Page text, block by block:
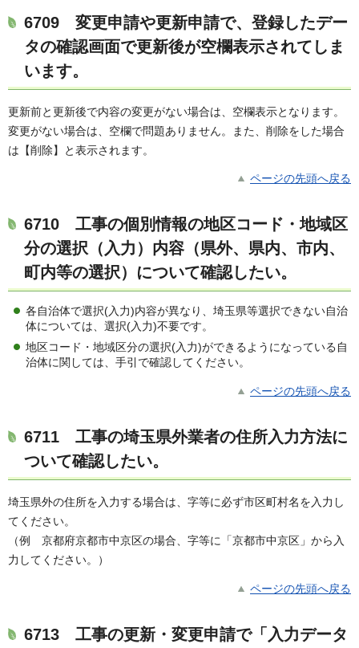
6709 変更申請や更新申請で、登録したデー
タの確認画面で更新後が空欄表示されてしま
います。
更新前と更新後で内容の変更がない場合は、空欄表示となります。
変更がない場合は、空欄で問題ありません。また、削除をした場合
は【削除】と表示されます。
ページの先頭へ戻る
6710 工事の個別情報の地区コード・地域区
分の選択（入力）内容（県外、県内、市内、
町内等の選択）について確認したい。
各自治体で選択(入力)内容が異なり、埼玉県等選択できない自治
体については、選択(入力)不要です。
地区コード・地域区分の選択(入力)ができるようになっている自
治体に関しては、手引で確認してください。
ページの先頭へ戻る
6711 工事の埼玉県外業者の住所入力方法に
ついて確認したい。
埼玉県外の住所を入力する場合は、字等に必ず市区町村名を入力し
てください。
（例 京都府京都市中京区の場合、字等に「京都市中京区」から入
力してください。）
ページの先頭へ戻る
6713 工事の更新・変更申請で「入力データ